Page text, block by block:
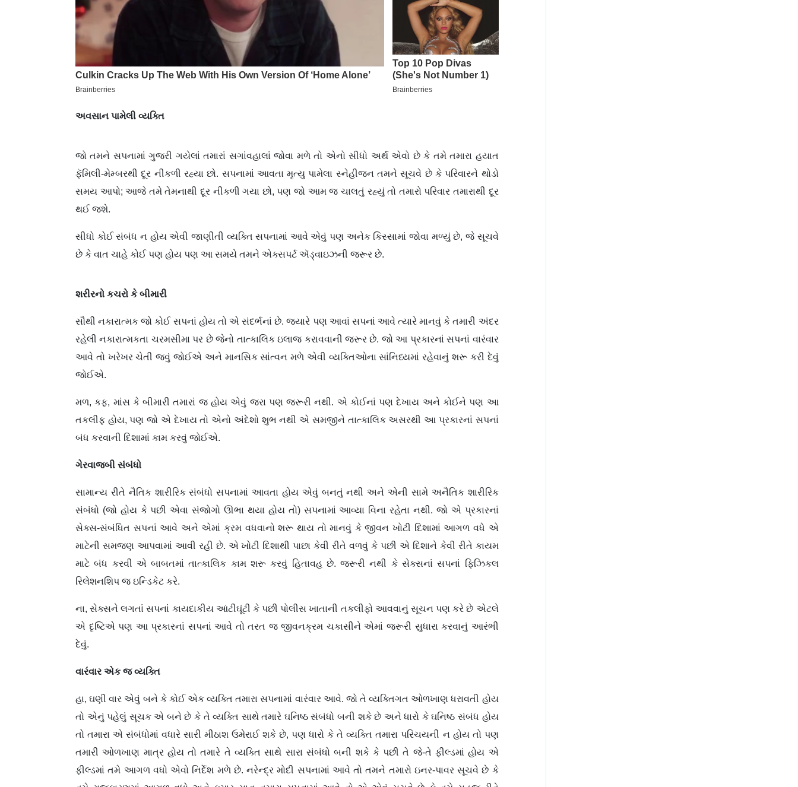
અવસાન પામેલી વ્યક્તિ
જો તમને સપનામાં ગુજરી ગયેલાં તમારાં સગાંવહાલાં જોવા મળે તો એનો સીધો અર્થ એવો છે કે તમે તમારા હયાત
ફૅમિલી-મેમ્બરથી દૂર નીકળી રહ્યા છો. સપનામાં આવતા મૃત્યુ પામેલા સ્નેહીજન તમને સૂચવે છે કે પરિવારને થોડો
સમય આપો; આજે તમે તેમનાથી દૂર નીકળી ગયા છો, પણ જો આમ જ ચાલતું રહ્યું તો તમારો પરિવાર તમારાથી દૂર
થઈ જશે.
સીધો કોઈ સંબંધ ન હોય એવી જાણીતી વ્યક્તિ સપનામાં આવે એવું પણ અનેક કિસ્સામાં જોવા મળ્યું છે, જે સૂચવે
છે કે વાત ચાહે કોઈ પણ હોય પણ આ સમયે તમને એક્સપર્ટ ઍડ્વાઇઝની જરૂર છે.
શરીરનો કચરો કે બીમારી
સૌથી નકારાત્મક જો કોઈ સપનાં હોય તો એ સંદર્ભનાં છે. જ્યારે પણ આવાં સપનાં આવે ત્યારે માનવું કે તમારી અંદર
રહેલી નકારાત્મકતા ચરમસીમા પર છે જેનો તાત્કાલિક ઇલાજ કરાવવાની જરૂર છે. જો આ પ્રકારનાં સપનાં વારંવાર
આવે તો ખરેખર ચેતી જવું જોઈએ અને માનસિક સાંત્વન મળે એવી વ્યક્તિઓના સાંનિધ્યમાં રહેવાનું શરૂ કરી દેવું
જોઈએ.
મળ, કફ, માંસ કે બીમારી તમારાં જ હોય એવું જરા પણ જરૂરી નથી. એ કોઈનાં પણ દેખાય અને કોઈને પણ આ
તકલીફ હોય, પણ જો એ દેખાય તો એનો અંદેશો શુભ નથી એ સમજીને તાત્કાલિક અસરથી આ પ્રકારનાં સપનાં
બંધ કરવાની દિશામાં કામ કરવું જોઈએ.
ગેરવાજબી સંબંધો
સામાન્ય રીતે નૈતિક શારીરિક સંબંધો સપનામાં આવતા હોય એવું બનતું નથી અને એની સામે અનૈતિક શારીરિક
સંબંધો (જો હોય કે પછી એવા સંજોગો ઊભા થયા હોય તો) સપનામાં આવ્યા વિના રહેતા નથી. જો એ પ્રકારનાં
સેક્સ-સંબંધિત સપનાં આવે અને એમાં ક્રમ વધવાનો શરૂ થાય તો માનવું કે જીવન ખોટી દિશામાં આગળ વધે એ
માટેની સમજણ આપવામાં આવી રહી છે. એ ખોટી દિશાથી પાછા કેવી રીતે વળવું કે પછી એ દિશાને કેવી રીતે કાયમ
માટે બંધ કરવી એ બાબતમાં તાત્કાલિક કામ શરૂ કરવું હિતાવહ છે. જરૂરી નથી કે સેક્સનાં સપનાં ફિઝિકલ
રિલેશનશિપ જ ઇન્ડિકેટ કરે.
ના, સેક્સને લગતાં સપનાં કાયદાકીય આંટીઘૂંટી કે પછી પોલીસ ખાતાની તકલીફો આવવાનું સૂચન પણ કરે છે એટલે
એ દૃષ્ટિએ પણ આ પ્રકારનાં સપનાં આવે તો તરત જ જીવનક્રમ ચકાસીને એમાં જરૂરી સુધારા કરવાનું આરંભી
દેવું.
વારંવાર એક જ વ્યક્તિ
હા, ઘણી વાર એવું બને કે કોઈ એક વ્યક્તિ તમારા સપનામાં વારંવાર આવે. જો તે વ્યક્તિગત ઓળખાણ ધરાવતી હોય
તો એનું પહેલું સૂચક એ બને છે કે તે વ્યક્તિ સાથે તમારે ઘનિષ્ઠ સંબંધો બની શકે છે અને ધારો કે ઘનિષ્ઠ સંબંધ હોય
તો તમારા એ સંબંધોમાં વધારે સારી મીઠાશ ઉમેરાઈ શકે છે, પણ ધારો કે તે વ્યક્તિ તમારા પરિચયની ન હોય તો પણ
તમારી ઓળખાણ માત્ર હોય તો તમારે તે વ્યક્તિ સાથે સારા સંબંધો બની શકે કે પછી તે જે-તે ફીલ્ડમાં હોય એ
ફીલ્ડમાં તમે આગળ વધો એવો નિર્દેશ મળે છે. નરેન્દ્ર મોદી સપનામાં આવે તો તમને તમારો ઇનર-પાવર સૂચવે છે કે